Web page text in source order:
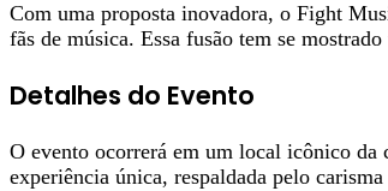
Com uma proposta inovadora, o Fight
fãs de música. Essa fusão tem se
Detalhes do Evento
O evento ocorrerá em um local icônico
experiência única, respaldada pelo